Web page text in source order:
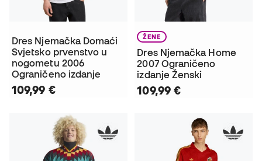
Dres Njemačka Domaći
Svjetsko prvenstvo u
nogometu 2006
Ograničeno izdanje
109,99 €
ŽENE
Dres Njemačka Home
2007 Ograničeno
izdanje Ženski
109,99 €